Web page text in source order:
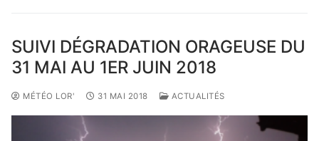
SUIVI DÉGRADATION ORAGEUSE DU
31 MAI AU 1ER JUIN 2018
MÉTÉO LOR' 31 MAI 2018 ACTUALITÉS